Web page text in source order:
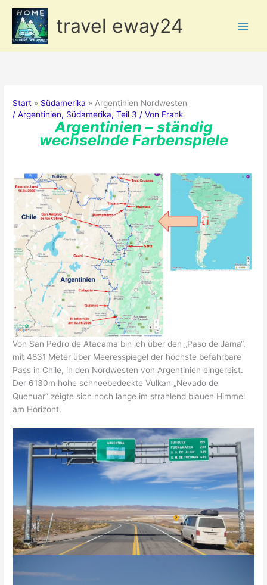
Inhalt
springen
travel eway24
Start Südamerika
Argentinien Nordwesten
/Argentinien, Südamerika,Teil 3 / Von Frank
Argentinien – ständig
wechselnde Farbenspiele
Von San Pedro de Atacama bin ich über den „Paso de Jama“,
mit 4831 Meter über Meeresspiegel der höchste befahrbare
Pass in Chile, in den Nordwesten von Argentinien eingereist.
Der 6130m hohe schneebedeckte Vulkan „Nevado de
Quehuar“ zeigte sich noch lange im strahlend blauen Himmel
am Horizont.